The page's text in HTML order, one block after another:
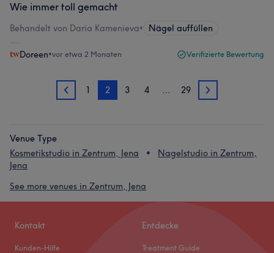
Wie immer toll gemacht
Behandelt von Daria Kamenieva• Nägel auffüllen
Doreen•vor etwa 2 Monaten Verifizierte Bewertung
1 1 2 3 4 … 29 3
Venue Type
Kosmetikstudio in Zentrum, Jena
Nagelstudio in Zentrum,
Jena
See more venues in Zentrum, Jena
Kontakt
Kunden-Hilfe
Entdecke
Treatment Guide